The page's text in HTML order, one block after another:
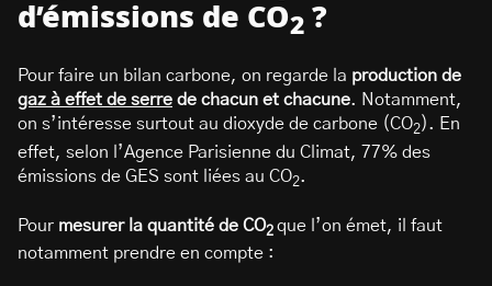
d’émissions de CO2 ?
Pour faire un bilan carbone, on regarde la production de
gaz à effet de serre de chacun et chacune. Notamment,
on s’intéresse surtout au dioxyde de carbone (CO2). En
effet, selon l’Agence Parisienne du Climat, 77% des
émissions de GES sont liées au CO2.
Pour mesurer la quantité de CO2 que l’on émet, il faut
notamment prendre en compte :